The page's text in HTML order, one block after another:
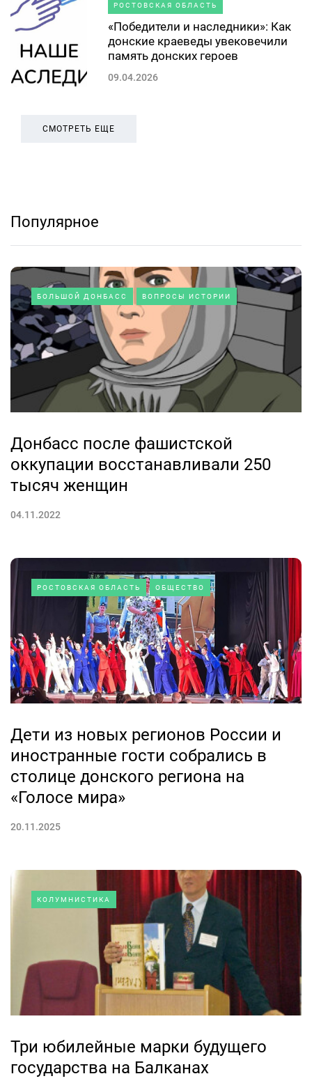
РОСТОВСКАЯ ОБЛАСТЬ
«Победители и наследники»: Как
донские краеведы увековечили
память донских героев
09.04.2026
СМОТРЕТЬ ЕЩЕ
Популярное
БОЛЬШОЙ ДОНБАСС ВОПРОСЫ ИСТОРИИ
Донбасс после фашистской
оккупации восстанавливали 250
тысяч женщин
04.11.2022
РОСТОВСКАЯ ОБЛАСТЬ ОБЩЕСТВО
Дети из новых регионов России и
иностранные гости собрались в
столице донского региона на
«Голосе мира»
20.11.2025
КОЛУМНИСТИКА
Три юбилейные марки будущего
государства на Балканах